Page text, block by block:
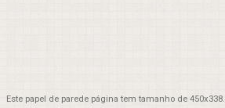
Este papel de parede página tem tamanho de 450x338.